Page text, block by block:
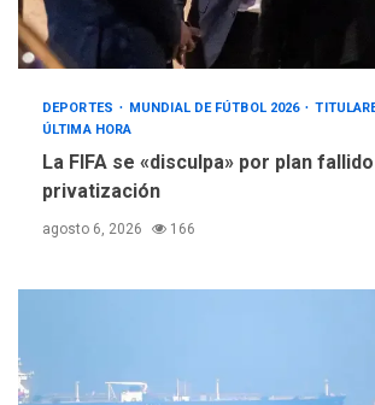
DEPORTES MUNDIAL DE FÚTBOL 2026
ÚLTIMA HORA
La FIFA se «disculpa» por plan
privatización
agosto 6, 2026 166